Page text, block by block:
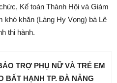
Kế toán Thành Hội và Giám
khó khăn (Làng Hy Vọng) bà Lê
thi hành.
TRỢ PHỤ NỮ VÀ TRẺ EM
BẤT HẠNH TP. ĐÀ NẴNG